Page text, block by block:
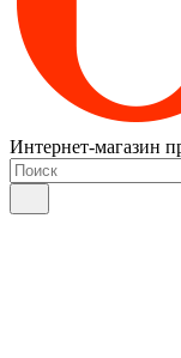
Интернет-магазин